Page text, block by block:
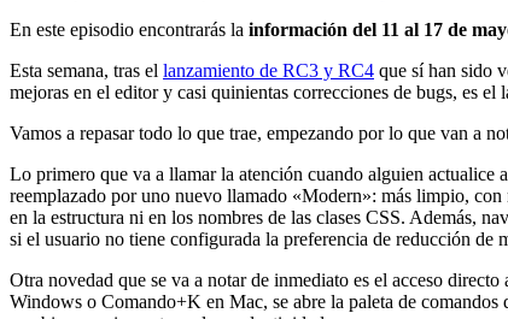
En este episodio encontrarás la información del 11 al 17 de
Esta semana, tras el lanzamiento de RC3 y RC4 que sí han sido
mejoras en el editor y casi quinientas correcciones de bugs, es
Vamos a repasar todo lo que trae, empezando por lo que van a
Lo primero que va a llamar la atención cuando alguien actualice
reemplazado por uno nuevo llamado «Modern»: más limpio,
en la estructura ni en los nombres de las clases CSS. Además,
si el usuario no tiene configurada la preferencia de reducción de
Otra novedad que se va a notar de inmediato es el acceso
Windows o Comando+K en Mac, se abre la paleta de